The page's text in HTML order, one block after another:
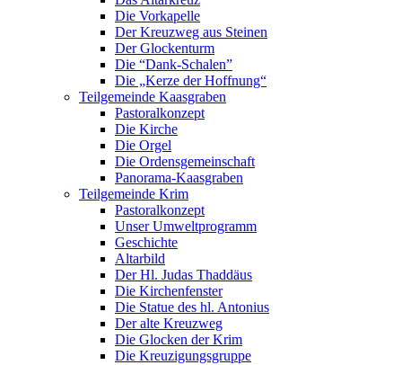
Die Vorkapelle
Der Kreuzweg aus Steinen
Der Glockenturm
Die “Dank-Schalen”
Die „Kerze der Hoffnung“
Teilgemeinde Kaasgraben
Pastoralkonzept
Die Kirche
Die Orgel
Die Ordensgemeinschaft
Panorama-Kaasgraben
Teilgemeinde Krim
Pastoralkonzept
Unser Umweltprogramm
Geschichte
Altarbild
Der Hl. Judas Thaddäus
Die Kirchenfenster
Die Statue des hl. Antonius
Der alte Kreuzweg
Die Glocken der Krim
Die Kreuzigungsgruppe